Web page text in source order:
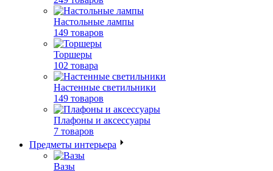
Настольные лампы
149 товаров
Торшеры
102 товара
Настенные светильники
149 товаров
Плафоны и аксессуары
7 товаров
Предметы интерьера
Вазы